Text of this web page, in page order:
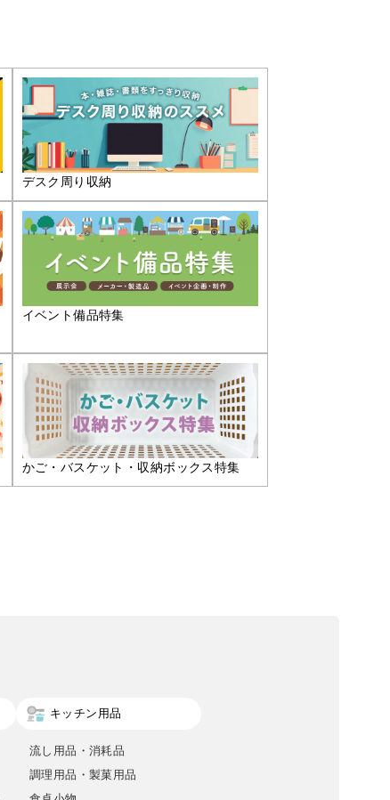
デスク周り収納
イベント備品特集
かご・バスケット・収納ボックス特集
キッチン用品
流し用品・消耗品
調理用品・製菓用品